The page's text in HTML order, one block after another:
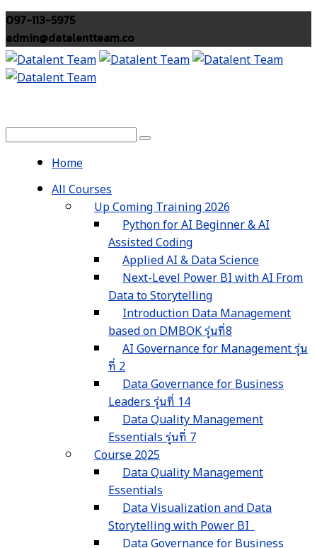
097-113-5975
admin@datalentteam.co
Home
All Courses
Up Coming Training 2026
Python for AI Beginner & AI
Assisted Coding
Applied AI & Data Science
Next-Level Power BI with AI From
Data to Storytelling
Introduction Data Management
based on DMBOK รุ่นที่8
AI Governance for Management รุ่น
ที่ 2
Data Governance for Business
Leaders รุ่นที่ 14
Data Quality Management
Essentials รุ่นที่ 7
Course 2025
Data Quality Management
Essentials
Data Visualization and Data
Storytelling with Power BI
Data Governance for Business